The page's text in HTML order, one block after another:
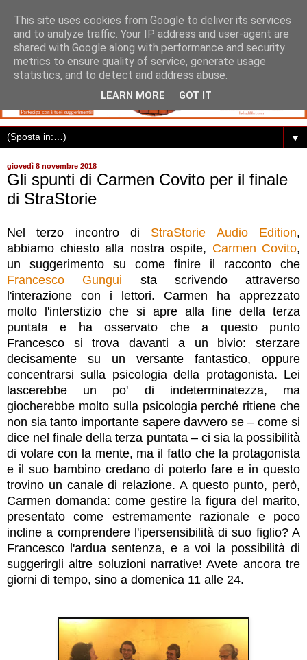
▼
giovedì 8 novembre 2018
Gli spunti di Carmen Covito per il finale
di StraStorie
Nel terzo incontro di StraStorie Audio Edition,
abbiamo chiesto alla nostra ospite, Carmen Covito,
un suggerimento su come finire il racconto che
Francesco Gungui sta scrivendo attraverso
l'interazione con i lettori. Carmen ha apprezzato
molto l'interstizio che si apre alla fine della terza
puntata e ha osservato che a questo punto
Francesco si trova davanti a un bivio: sterzare
decisamente su un versante fantastico, oppure
concentrarsi sulla psicologia della protagonista. Lei
lascerebbe un po' di indeterminatezza, ma
giocherebbe molto sulla psicologia perché ritiene che
non sia tanto importante sapere davvero se – come si
dice nel finale della terza puntata – ci sia la possibilità
di volare con la mente, ma il fatto che la protagonista
e il suo bambino credano di poterlo fare e in questo
trovino un canale di relazione. A questo punto, però,
Carmen domanda: come gestire la figura del marito,
presentato come estremamente razionale e poco
incline a comprendere l'ipersensibilità di suo figlio? A
Francesco l'ardua sentenza, e a voi la possibilità di
suggerirgli altre soluzioni narrative! Avete ancora tre
giorni di tempo, sino a domenica 11 alle 24.
This site uses cookies from Google to deliver its services
and to analyze traffic. Your IP address and user-agent are
shared with Google along with performance and security
metrics to ensure quality of service, generate usage
statistics, and to detect and address abuse.
LEARN MORE GOT IT